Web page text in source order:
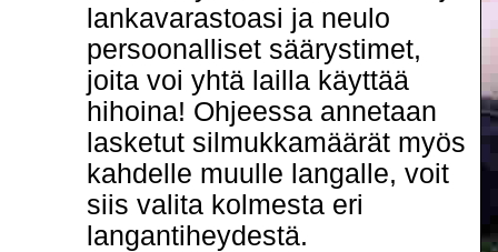
lankavarastoasi ja neulo
persoonalliset säärystimet,
joita voi yhtä lailla käyttää
hihoina! Ohjeessa annetaan
lasketut silmukkamäärät myös
kahdelle muulle langalle, voit
siis valita kolmesta eri
langantiheydestä.